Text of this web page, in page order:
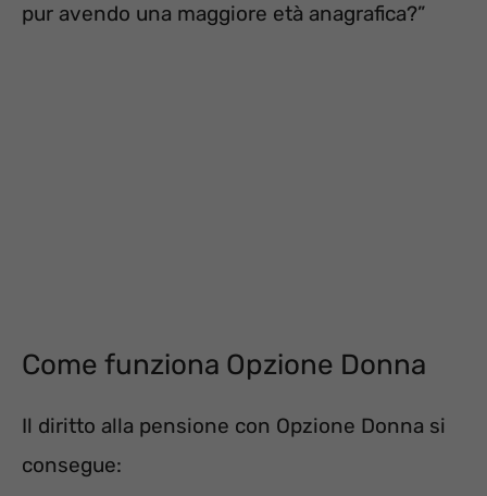
pur avendo una maggiore età anagrafica?”
Come funziona Opzione Donna
Il diritto alla pensione con Opzione Donna si
consegue: